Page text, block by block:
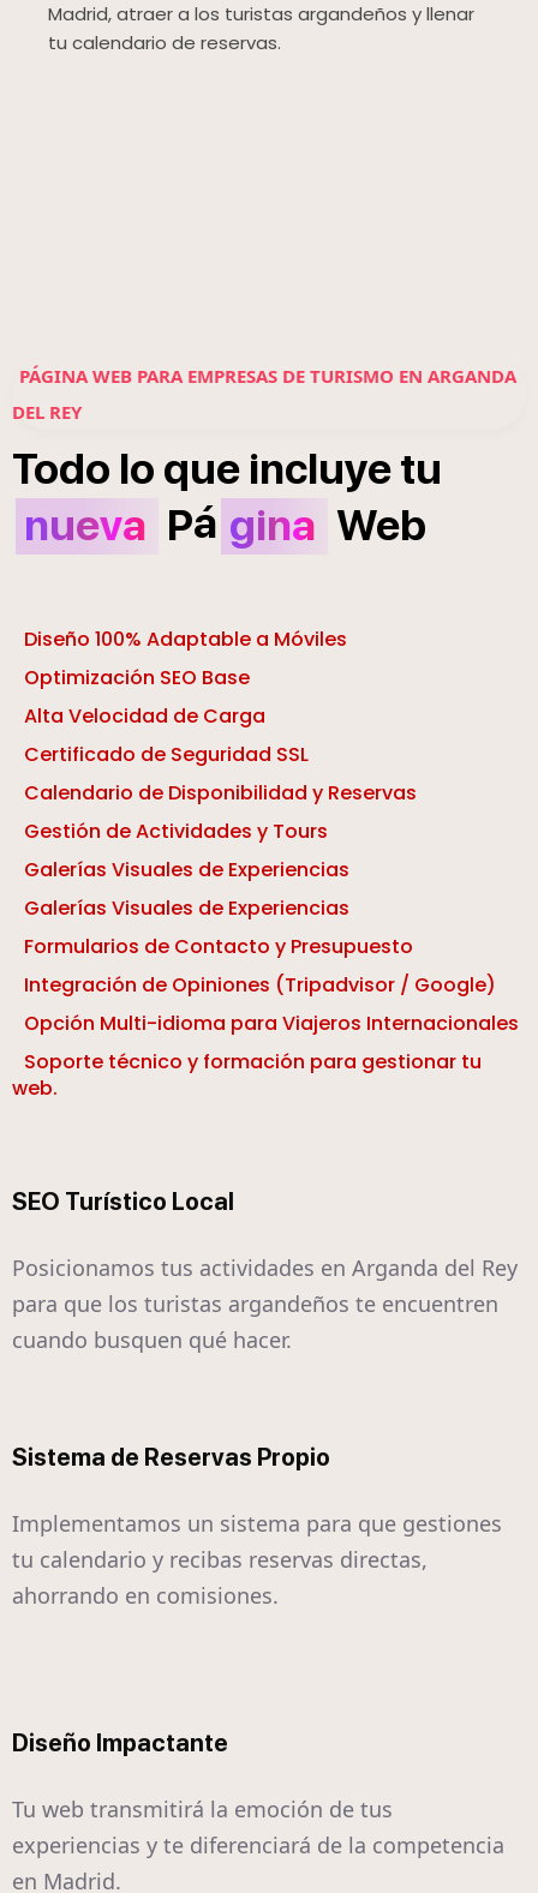
Madrid, atraer a los turistas argandeños y llenar
tu calendario de reservas.
PÁGINA WEB PARA EMPRESAS DE TURISMO EN ARGANDA
DEL REY
Todo lo que incluyetu
nueva Pá gina Web
Diseño 100% Adaptable a Móviles
Optimización SEO Base
Alta Velocidad de Carga
Certificado de Seguridad SSL
Calendario de Disponibilidad y Reservas
Gestión de Actividades y Tours
Galerías Visuales de Experiencias
Galerías Visuales de Experiencias
Formularios de Contacto y Presupuesto
Integración de Opiniones (Tripadvisor / Google)
Opción Multi-idioma para Viajeros Internacionales
Soporte técnico y formación para gestionar tu
web.
SEO Turístico Local
Posicionamos tus actividades en Arganda del Rey
para que los turistas argandeños te encuentren
cuando busquen qué hacer.
Sistema de Reservas Propio
Implementamos un sistema para que gestiones
tu calendario y recibas reservas directas,
ahorrando en comisiones.
Diseño Impactante
Tu web transmitirá la emoción de tus
experiencias y te diferenciará de la competencia
en Madrid.